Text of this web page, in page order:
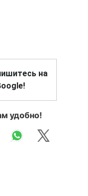
на
удобно!